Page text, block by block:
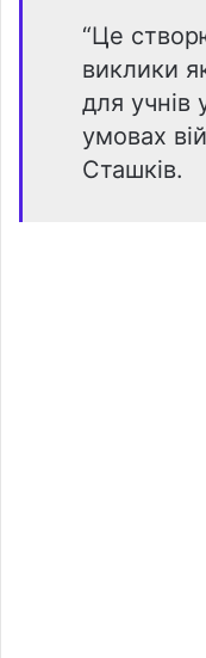
“Це
виклики
для учнів
умовах
Сташків.